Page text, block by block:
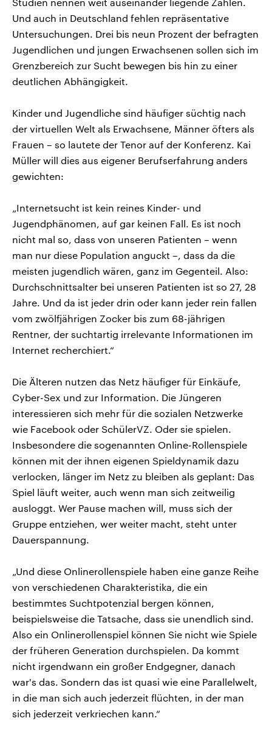
Und auch in Deutschland fehlen repräsentative
Untersuchungen. Drei bis neun Prozent der befragten
Jugendlichen und jungen Erwachsenen sollen sich im
Grenzbereich zur Sucht bewegen bis hin zu einer
deutlichen Abhängigkeit.
Kinder und Jugendliche sind häufiger süchtig nach
der virtuellen Welt als Erwachsene, Männer öfters als
Frauen – so lautete der Tenor auf der Konferenz. Kai
Müller will dies aus eigener Berufserfahrung anders
gewichten:
„Internetsucht ist kein reines Kinder- und
Jugendphänomen, auf gar keinen Fall. Es ist noch
nicht mal so, dass von unseren Patienten – wenn
man nur diese Population anguckt –, dass da die
meisten jugendlich wären, ganz im Gegenteil. Also:
Durchschnittsalter bei unseren Patienten ist so 27, 28
Jahre. Und da ist jeder drin oder kann jeder rein fallen
vom zwölfjährigen Zocker bis zum 68-jährigen
Rentner, der suchtartig irrelevante Informationen im
Internet recherchiert.“
Die Älteren nutzen das Netz häufiger für Einkäufe,
Cyber-Sex und zur Information. Die Jüngeren
interessieren sich mehr für die sozialen Netzwerke
wie Facebook oder SchülerVZ. Oder sie spielen.
Insbesondere die sogenannten Online-Rollenspiele
können mit der ihnen eigenen Spieldynamik dazu
verlocken, länger im Netz zu bleiben als geplant: Das
Spiel läuft weiter, auch wenn man sich zeitweilig
ausloggt. Wer Pause machen will, muss sich der
Gruppe entziehen, wer weiter macht, steht unter
Dauerspannung.
„Und diese Onlinerollenspiele haben eine ganze Reihe
von verschiedenen Charakteristika, die ein
bestimmtes Suchtpotenzial bergen können,
beispielsweise die Tatsache, dass sie unendlich sind.
Also ein Onlinerollenspiel können Sie nicht wie Spiele
der früheren Generation durchspielen. Da kommt
nicht irgendwann ein großer Endgegner, danach
war's das. Sondern das ist quasi wie eine Parallelwelt,
in die man sich auch jederzeit flüchten, in der man
sich jederzeit verkriechen kann.“